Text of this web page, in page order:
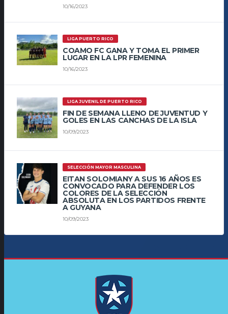
10/16/2023
LIGA PUERTO RICO
COAMO FC GANA Y TOMA EL PRIMER
LUGAR EN LA LPR FEMENINA
10/16/2023
LIGA JUVENIL DE PUERTO RICO
FIN DE SEMANA LLENO DE JUVENTUD Y
GOLES EN LAS CANCHAS DE LA ISLA
10/09/2023
SELECCIÓN MAYOR MASCULINA
EITAN SOLOMIANY A SUS 16 AÑOS ES
CONVOCADO PARA DEFENDER LOS
COLORES DE LA SELECCIÓN
ABSOLUTA EN LOS PARTIDOS FRENTE
A GUYANA
10/09/2023